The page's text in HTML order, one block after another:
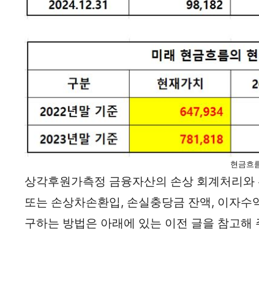
현금흐
상각후원가측정 금융자산의 손상 회계처리
또는 손상차손환입, 손실충당금 잔액, 이자
구하는 방법은 아래에 있는 이전 글을 참고해